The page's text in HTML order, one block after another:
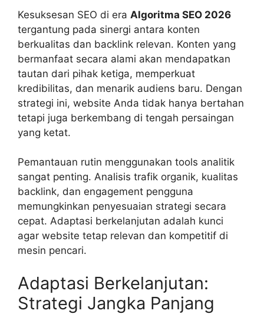
Kesuksesan SEO di era Algoritma SEO 2026
tergantung pada sinergi antara konten
berkualitas dan backlink relevan. Konten yang
bermanfaat secara alami akan mendapatkan
tautan dari pihak ketiga, memperkuat
kredibilitas, dan menarik audiens baru. Dengan
strategi ini, website Anda tidak hanya bertahan
tetapi juga berkembang di tengah persaingan
yang ketat.
Pemantauan rutin menggunakan tools analitik
sangat penting. Analisis trafik organik, kualitas
backlink, dan engagement pengguna
memungkinkan penyesuaian strategi secara
cepat. Adaptasi berkelanjutan adalah kunci
agar website tetap relevan dan kompetitif di
mesin pencari.
Adaptasi Berkelanjutan:
Strategi Jangka Panjang